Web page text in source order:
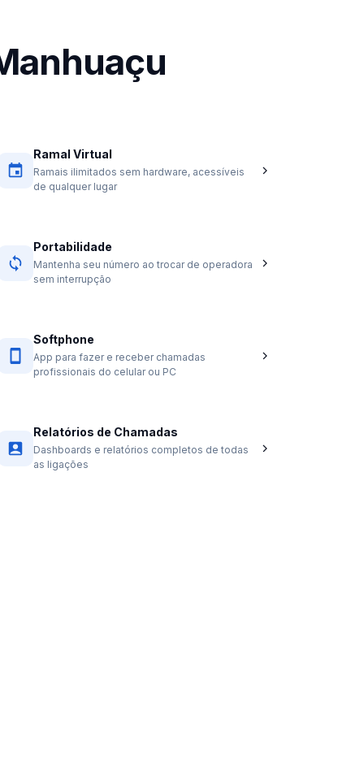
Ramal Virtual
Ramais ilimitados sem hardware, acessíveis
de qualquer lugar
Portabilidade
Mantenha seu número ao trocar de operadora
sem interrupção
Softphone
App para fazer e receber chamadas
profissionais do celular ou PC
Relatórios de Chamadas
Dashboards e relatórios completos de todas
as ligações